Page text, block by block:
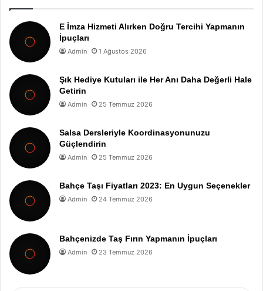
E İmza Hizmeti Alırken Doğru Tercihi Yapmanın
İpuçları
Admin 1 Ağustos 2026
Şık Hediye Kutuları ile Her Anı Daha Değerli Hale
Getirin
Admin 25 Temmuz 2026
Salsa Dersleriyle Koordinasyonunuzu
Güçlendirin
Admin 25 Temmuz 2026
Bahçe Taşı Fiyatları 2023: En Uygun Seçenekler
Admin 24 Temmuz 2026
Bahçenizde Taş Fırın Yapmanın İpuçları
Admin 23 Temmuz 2026